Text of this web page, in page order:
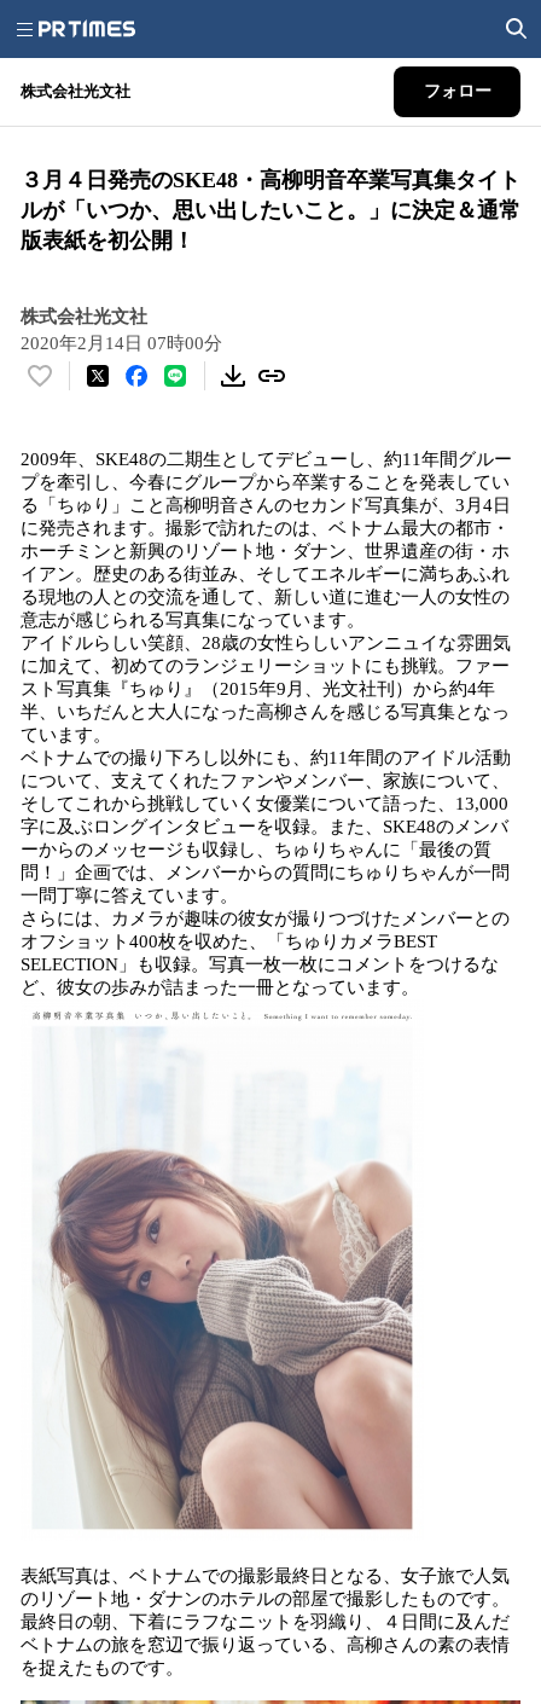
株式会社光文社 フォロー
３月４日発売のSKE48・高柳明音卒業写真集タイト
ルが「いつか、思い出したいこと。」に決定＆通常
版表紙を初公開！
株式会社光文社
2020年2月14日 07時00分
い
！
数
読
み
込
み
中
で
す
2009年、SKE48の二期生としてデビューし、約11年間グルー
プを牽引し、今春にグループから卒業することを発表してい
る「ちゅり」こと高柳明音さんのセカンド写真集が、3月4日
に発売されます。撮影で訪れたのは、ベトナム最大の都市・
ホーチミンと新興のリゾート地・ダナン、世界遺産の街・ホ
イアン。歴史のある街並み、そしてエネルギーに満ちあふれ
る現地の人との交流を通して、新しい道に進む一人の女性の
意志が感じられる写真集になっています。
アイドルらしい笑顔、28歳の女性らしいアンニュイな雰囲気
に加えて、初めてのランジェリーショットにも挑戦。ファー
スト写真集『ちゅり』（2015年9月、光文社刊）から約4年
半、いちだんと大人になった高柳さんを感じる写真集となっ
ています。
ベトナムでの撮り下ろし以外にも、約11年間のアイドル活動
について、支えてくれたファンやメンバー、家族について、
そしてこれから挑戦していく女優業について語った、13,000
字に及ぶロングインタビューを収録。また、SKE48のメンバ
ーからのメッセージも収録し、ちゅりちゃんに「最後の質
問！」企画では、メンバーからの質問にちゅりちゃんが一問
一問丁寧に答えています。
さらには、カメラが趣味の彼女が撮りつづけたメンバーとの
オフショット400枚を収めた、「ちゅりカメラBEST
SELECTION」も収録。写真一枚一枚にコメントをつけるな
ど、彼女の歩みが詰まった一冊となっています。
表紙写真は、ベトナムでの撮影最終日となる、女子旅で人気
のリゾート地・ダナンのホテルの部屋で撮影したものです。
最終日の朝、下着にラフなニットを羽織り、４日間に及んだ
ベトナムの旅を窓辺で振り返っている、高柳さんの素の表情
を捉えたものです。